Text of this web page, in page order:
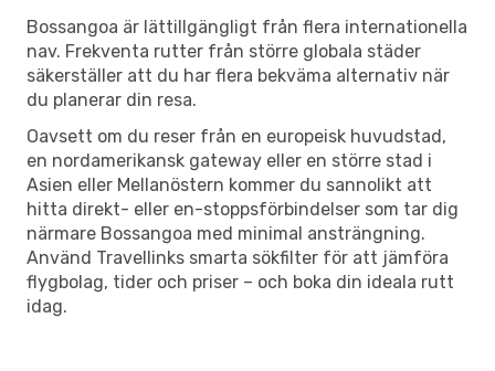
Bossangoa är lättillgängligt från flera internationella
nav. Frekventa rutter från större globala städer
säkerställer att du har flera bekväma alternativ när
du planerar din resa.
Oavsett om du reser från en europeisk huvudstad,
en nordamerikansk gateway eller en större stad i
Asien eller Mellanöstern kommer du sannolikt att
hitta direkt- eller en-stoppsförbindelser som tar dig
närmare Bossangoa med minimal ansträngning.
Använd Travellinks smarta sökfilter för att jämföra
flygbolag, tider och priser – och boka din ideala rutt
idag.